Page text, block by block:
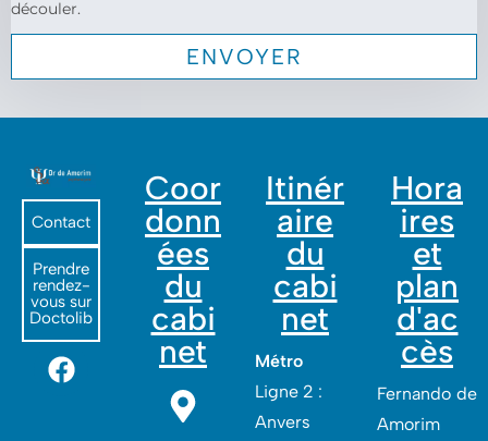
découler.
Contact
Prendre
rendez-
vous sur
Doctolib
Coor
donn
ées
du
cabi
net
Itinér
aire
du
cabi
net
Métro
Ligne 2 :
Anvers
Hora
ires
et
plan
d'ac
cès
Fernando de
Amorim